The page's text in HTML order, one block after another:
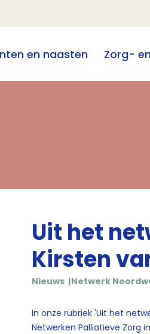
en naasten Zorg-
Uit het
Kirsten
Nieuws Netwerk
In onze rubriek 'Uit het
Netwerken Palliatieve Zorg